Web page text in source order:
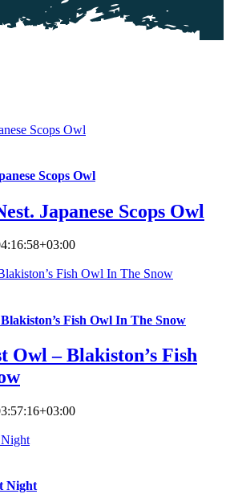
Scops Owl
Scops Owl
Japanese Scops Owl
Fish Owl In The Snow
Fish Owl In The Snow
Owl – Blakiston’s Fish
Night